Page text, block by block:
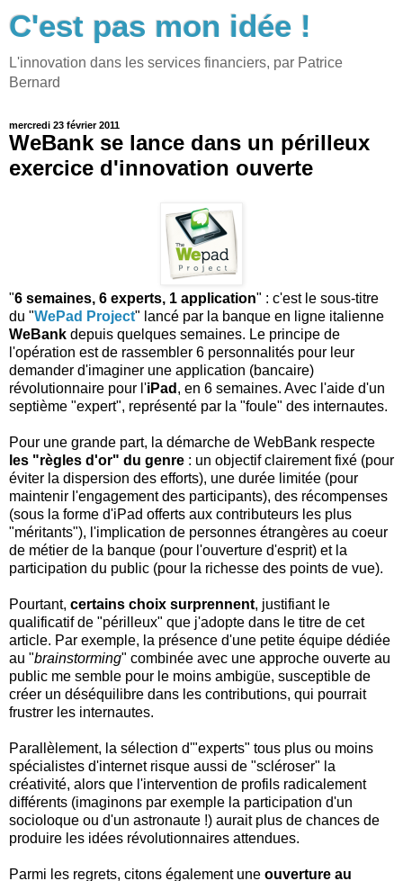
C'est pas mon idée !
L'innovation dans les services financiers, par Patrice
Bernard
mercredi 23 février 2011
WeBank se lance dans un périlleux
exercice d'innovation ouverte
"6 semaines, 6 experts, 1 application" : c'est le sous-titre
du "WePad Project" lancé par la banque en ligne italienne
WeBank depuis quelques semaines. Le principe de
l'opération est de rassembler 6 personnalités pour leur
demander d'imaginer une application (bancaire)
révolutionnaire pour l'iPad , en 6 semaines. Avec l'aide d'un
septième "expert", représenté par la "foule" des internautes.
Pour une grande part, la démarche de WebBank respecte
les "règles d'or" du genre : un objectif clairement fixé (pour
éviter la dispersion des efforts), une durée limitée (pour
maintenir l'engagement des participants), des récompenses
(sous la forme d'iPad offerts aux contributeurs les plus
"méritants"), l'implication de personnes étrangères au coeur
de métier de la banque (pour l'ouverture d'esprit) et la
participation du public (pour la richesse des points de vue).
Pourtant, certains choix surprennent, justifiant le
qualificatif de "périlleux" que j'adopte dans le titre de cet
article. Par exemple, la présence d'une petite équipe dédiée
au "brainstorming" combinée avec une approche ouverte au
public me semble pour le moins ambigüe, susceptible de
créer un déséquilibre dans les contributions, qui pourrait
frustrer les internautes.
Parallèlement, la sélection d'"experts" tous plus ou moins
spécialistes d'internet risque aussi de "scléroser" la
créativité, alors que l'intervention de profils radicalement
différents (imaginons par exemple la participation d'un
socioloque ou d'un astronaute !) aurait plus de chances de
produire les idées révolutionnaires attendues.
Parmi les regrets, citons également une ouverture au